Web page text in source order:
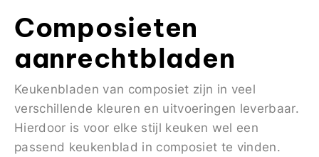
Composieten
aanrechtbladen
Keukenbladen van composiet zijn in veel
verschillende kleuren en uitvoeringen leverbaar.
Hierdoor is voor elke stijl keuken wel een
passend keukenblad in composiet te vinden.